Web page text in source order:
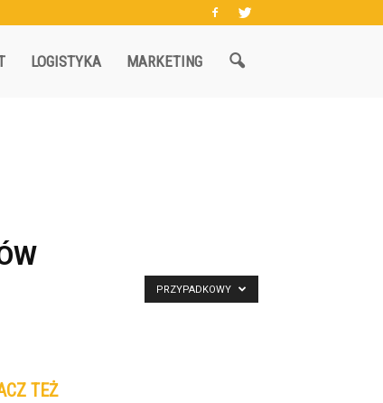
LOGISTYKA MARKETING
PRZYPADKOWY
TEŻ